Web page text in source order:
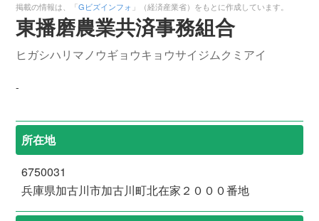
掲載の情報は、「Gビズインフォ 」（経済産業省）をもとに作成しています。
東播磨農業共済事務組合
ヒガシハリマノウギョウキョウサイジムクミアイ
-
所在地
6750031
兵庫県加古川市加古川町北在家２０００番地